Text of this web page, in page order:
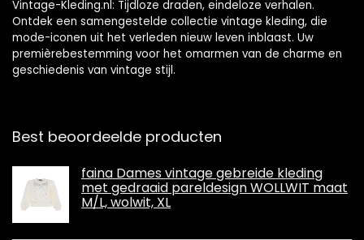
Vintage-Kleding.nl: Tijdloze draden, eindeloze verhalen.
Ontdek een samengestelde collectie vintage kleding, die
mode-iconen uit het verleden nieuw leven inblaast. Uw
premièrebestemming voor het omarmen van de charme en
geschiedenis van vintage stijl.
Best beoordeelde producten
faina Dames vintage gebreide kleding
met gedraaid pareldesign WOLLWIT maat
M/L, wolwit, XL